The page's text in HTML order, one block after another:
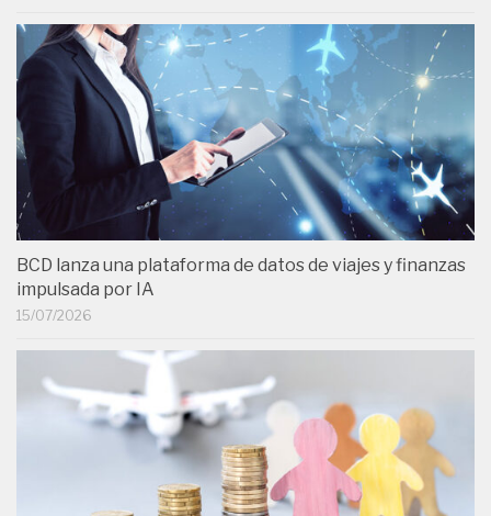
BCD lanza una plataforma de datos de viajes y finanzas
impulsada por IA
15/07/2026